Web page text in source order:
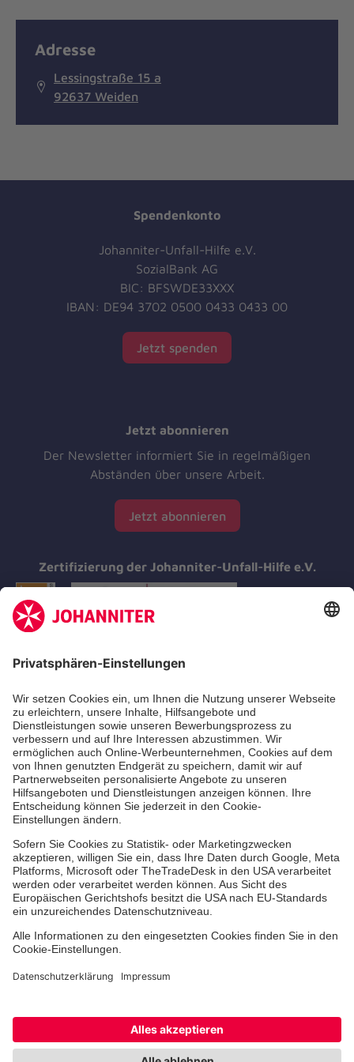
Adresse
Lessingstraße 15 a
92637 Weiden
Spendenkonto
Johanniter-Unfall-Hilfe e.V.
SozialBank AG
BIC: BFSWDE33XXX
IBAN: DE94 3702 0500 0433 0433 00
Jetzt spenden
Jetzt abonnieren
Der Newsletter informiert Sie in regelmäßigen
Abständen über unsere Arbeit.
Jetzt abonnieren
Zertifizierung der Johanniter-Unfall-Hilfe e.V.
Aus- & Fortbildungen
Erste-Hilfe-Kurse
Jobs & Ehrenamt
Freiwilligendienst
Spendenprojekte
Johanniter-Jugend
Einrichtungen
Cookie-Einstellungen Datenschutz Barrierefreiheit